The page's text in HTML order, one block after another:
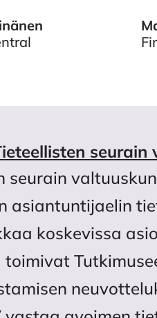
seurain
seurain
asiantuntijaelin
koskevissa
toimivat